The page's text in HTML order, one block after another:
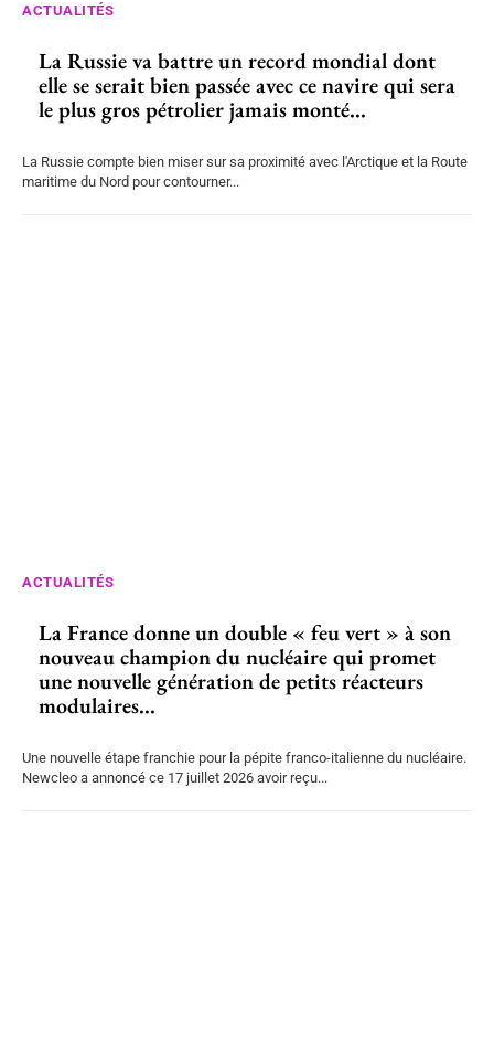
ACTUALITÉS
La Russie va battre un record mondial dont
elle se serait bien passée avec ce navire qui sera
le plus gros pétrolier jamais monté...
La Russie compte bien miser sur sa proximité avec l'Arctique et la Route
maritime du Nord pour contourner...
ACTUALITÉS
La France donne un double « feu vert » à son
nouveau champion du nucléaire qui promet
une nouvelle génération de petits réacteurs
modulaires...
Une nouvelle étape franchie pour la pépite franco-italienne du nucléaire.
Newcleo a annoncé ce 17 juillet 2026 avoir reçu...